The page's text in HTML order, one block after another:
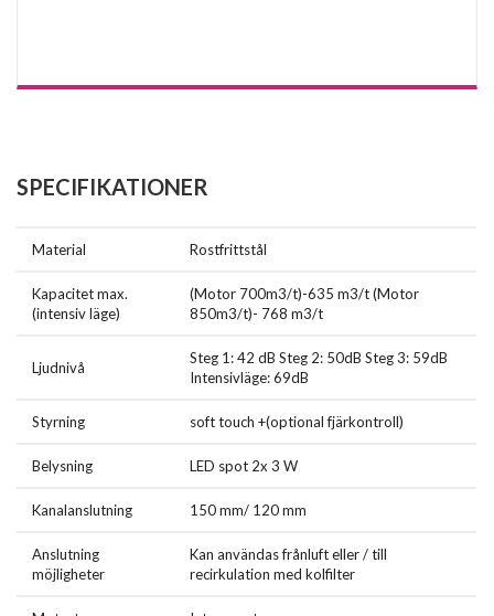
SPECIFIKATIONER
Material Rostfrittstål
Kapacitet max.
(intensiv läge)
(Motor 700m3/t)-635 m3/t (Motor
850m3/t)- 768 m3/t
Ljudnivå
Steg 1: 42 dB Steg 2: 50dB Steg 3: 59dB
Intensivläge: 69dB
Styrning soft touch +(optional fjärkontroll)
Belysning LED spot 2x 3 W
Kanalanslutning 150 mm/ 120 mm
Anslutning
möjligheter
Kan användas frånluft eller / till
recirkulation med kolfilter